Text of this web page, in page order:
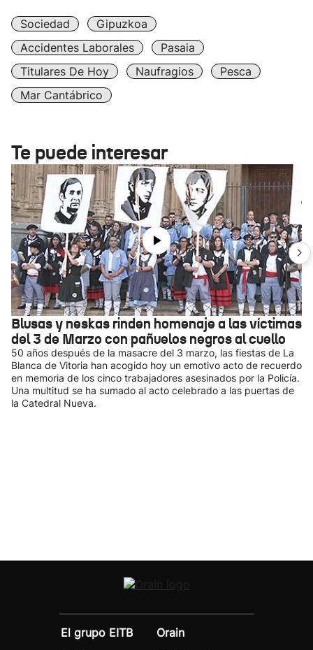
Sociedad
Gipuzkoa
Accidentes Laborales
Pasaia
Titulares De Hoy
Naufragios
Pesca
Mar Cantábrico
Te puede interesar
Blusas y neskas rinden homenaje a las víctimas
del 3 de Marzo con pañuelos negros al cuello
50 años después de la masacre del 3 marzo, las fiestas de La
Blanca de Vitoria han acogido hoy un emotivo acto de recuerdo
en memoria de los cinco trabajadores asesinados por la Policía.
Una multitud se ha sumado al acto celebrado a las puertas de
la Catedral Nueva.
El grupo EITB
Orain